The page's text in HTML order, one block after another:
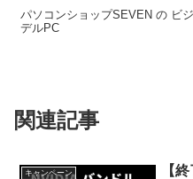
パソコンショップSEVEN の ビ
デルPC
関連記事
キャンペーン
【